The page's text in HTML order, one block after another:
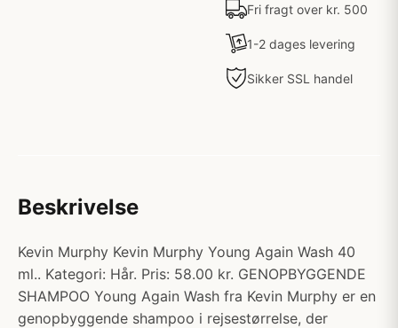
Fri fragt over kr. 500
1-2 dages levering
Sikker SSL handel
Beskrivelse
Kevin Murphy Kevin Murphy Young Again Wash 40
ml.. Kategori: Hår. Pris: 58.00 kr. GENOPBYGGENDE
SHAMPOO Young Again Wash fra Kevin Murphy er en
genopbyggende shampoo i rejsestørrelse, der